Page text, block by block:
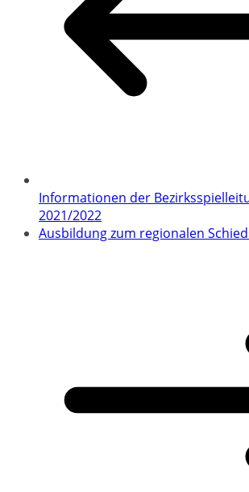
Informationen der
2021/2022
Ausbildung zum regionalen